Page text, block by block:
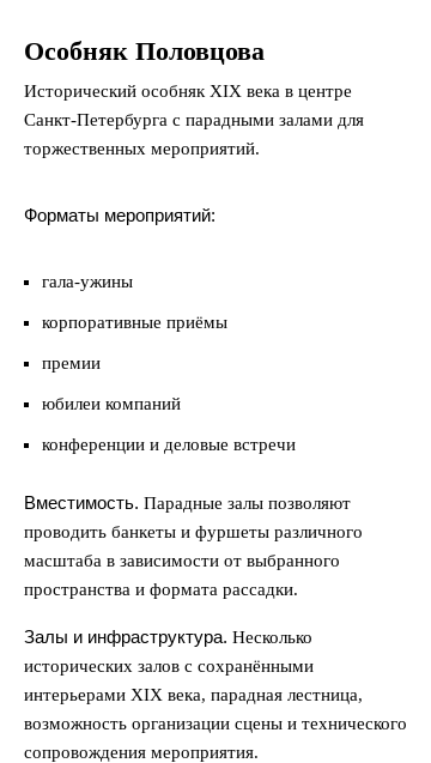
Особняк Половцова
Исторический особняк XIX века в центре
Санкт-Петербурга с парадными залами для
торжественных мероприятий.
Форматы мероприятий:
гала-ужины
корпоративные приёмы
премии
юбилеи компаний
конференции и деловые встречи
Вместимость. Парадные залы позволяют
проводить банкеты и фуршеты различного
масштаба в зависимости от выбранного
пространства и формата рассадки.
Залы и инфраструктура. Несколько
исторических залов с сохранёнными
интерьерами XIX века, парадная лестница,
возможность организации сцены и технического
сопровождения мероприятия.